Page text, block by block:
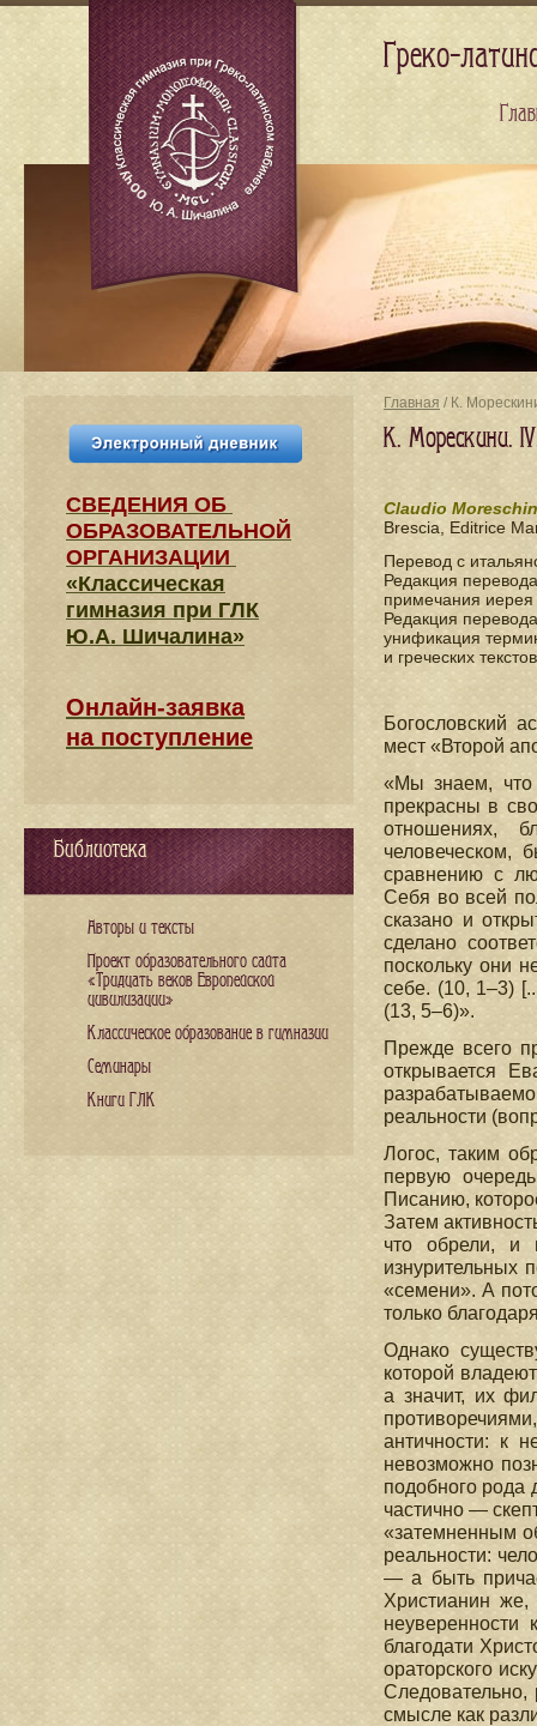
Главная / К.
К. Морескини.
Claudio
Brescia, Editrice
Перевод с
Редакция
примечания иерея
Редакция
унификация
и греческих
Богословский
мест «Второй
«Мы знаем, что
прекрасны в
отношениях,
сравнению с
Себя во всей
сказано и
сделано
поскольку они
себе. (10, 1–3)
(13, 5–6)».
Прежде всего
открывается
реальности
Логос, таким
первую
Писанию,
Затем
что обрели, и
изнурительных
«семени». А
только
Однако
которой
а значит, их
античности: к
невозможно
подобного рода
частично —
«затемненным
реальности:
— а быть
Христианин же,
неуверенности
благодати
ораторского
Следовательно,
смысле как
СВЕДЕНИЯ​ ОБ
ОБРАЗОВАТЕЛЬНОЙ
ОРГАНИЗАЦИИ
«Классическая
гимназия при ГЛК
Ю.А. Шичалина»
Онлайн-заявка
на поступление
Библиотека
Авторы и тексты
Проект образовательного сайта
«Тридцать веков Европейской
цивилизации»
Классическое образование в гимназии
Семинары
Книги ГЛК
Греко-